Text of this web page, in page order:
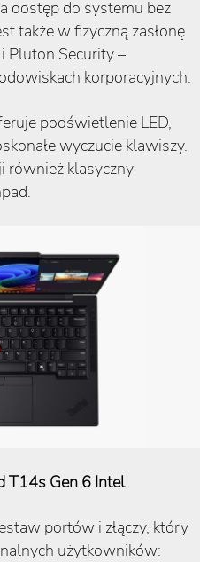
dostęp do systemu bez
także w fizyczną zasłonę
Pluton Security –
korporacyjnych.
podświetlenie LED,
wyczucie klawiszy.
również klasyczny
T14s Gen 6 Intel
portów i złączy, który
użytkowników: